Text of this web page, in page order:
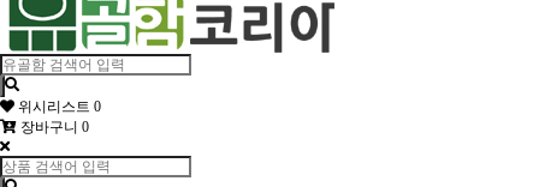
위시리스트 0
장바구니 0